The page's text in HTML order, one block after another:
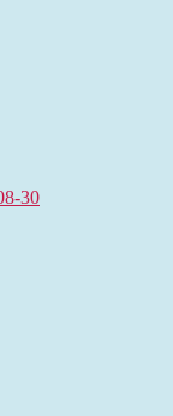
30